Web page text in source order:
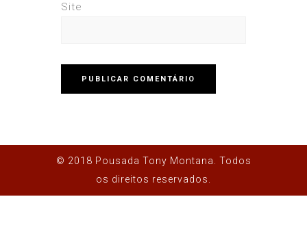
Site
© 2018 Pousada Tony Montana. Todos
os direitos reservados.